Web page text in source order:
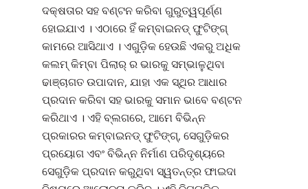
ଦକ୍ଷତାର ସହ ବଣ୍ଟନ କରିବା ଗୁରୁତ୍ୱପୂର୍ଣ୍ଣ
ହୋଇଯାଏ । ଏଠାରେ ହିଁ କମ୍ବାଇନଡ୍ ଫୁଟିଙ୍ଗ୍
କାମରେ ଆସିଥାଏ । ଏଗୁଡ଼ିକ ହେଉଛି ଏକରୁ ଅଧିକ
କଲମ୍ କିମ୍ବା ପିଲାର୍ ର ଭାରକୁ ସମ୍ଭାଳୁଥିବା
ଢାଞ୍ଚାଗତ ଉପାଦାନ, ଯାହା ଏକ ସ୍ଥିର ଆଧାର
ପ୍ରଦାନ କରିବା ସହ ଭାରକୁ ସମାନ ଭାବେ ବଣ୍ଟନ
କରିଥାଏ । ଏହି ବ୍ଲଗରେ, ଆମେ ବିଭିନ୍ନ
ପ୍ରକାରର କମ୍ବାଇନଡ୍ ଫୁଟିଙ୍ଗ୍, ସେଗୁଡ଼ିକର
ପ୍ରୟୋଗ ଏବଂ ବିଭିନ୍ନ ନିର୍ମାଣ ପରିଦୃଶ୍ୟରେ
ସେଗୁଡ଼ିକ ପ୍ରଦାନ କରୁଥିବା ସ୍ୱତନ୍ତ୍ର ଫାଇଦା